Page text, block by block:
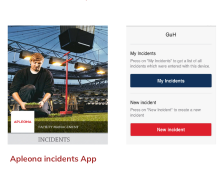
Apleona incidents App